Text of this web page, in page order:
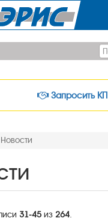
Запросить КП
Новости
31-45из 264.